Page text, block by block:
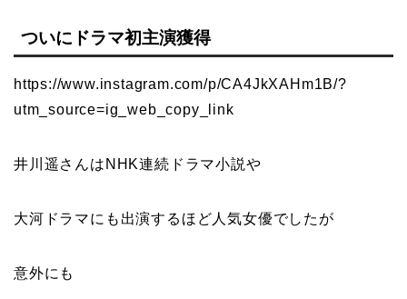
ついにドラマ初主演獲得
https://www.instagram.com/p/CA4JkXAHm1B/?
utm_source=ig_web_copy_link
井川遥さんはNHK連続ドラマ小説や
大河ドラマにも出演するほど人気女優でしたが
意外にも